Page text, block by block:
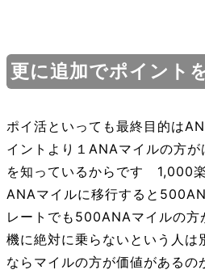
更に追加でポイント
ポイ活といっても最終目的は
イントより１ANAマイルの方が
を知っているからです 1,000
ANAマイルに移行すると
レートでも500ANAマイルの
機に絶対に乗らないという人は
ならマイルの方が価値があるの